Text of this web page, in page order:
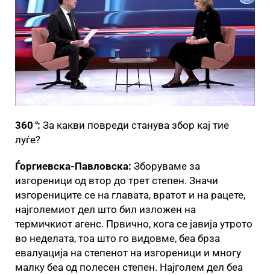
360 °: За какви повреди станува збор кај тие
луѓе?
Ѓоргиевска-Павловска: Зборуваме за
изгореници од втор до трет степен. Значи
изгорениците се на главата, вратот и на рацете,
најголемиот дел што бил изложен на
термичкиот агенс. Првично, кога се јавија утрото
во неделата, тоа што го видовме, беа брза
евалуација на степенот на изгореници и многу
малку беа од полесен степен. Најголем дел беа